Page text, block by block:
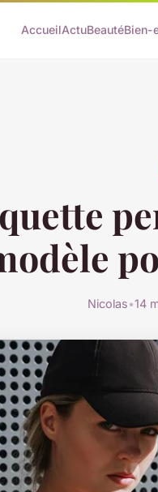
AccueilActuBeautéBien-
Nicolas•14